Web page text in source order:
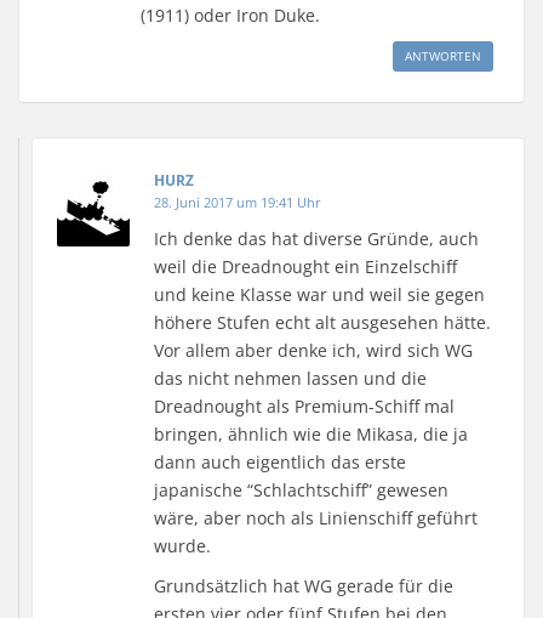
(1911) oder Iron Duke.
ANTWORTEN
HURZ
28. Juni 2017 um 19:41 Uhr
Ich denke das hat diverse Gründe, auch
weil die Dreadnought ein Einzelschiff
und keine Klasse war und weil sie gegen
höhere Stufen echt alt ausgesehen hätte.
Vor allem aber denke ich, wird sich WG
das nicht nehmen lassen und die
Dreadnought als Premium-Schiff mal
bringen, ähnlich wie die Mikasa, die ja
dann auch eigentlich das erste
japanische “Schlachtschiff” gewesen
wäre, aber noch als Linienschiff geführt
wurde.
Grundsätzlich hat WG gerade für die
ersten vier oder fünf Stufen bei den